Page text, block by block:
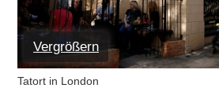
Vergrößern
Tatort in London